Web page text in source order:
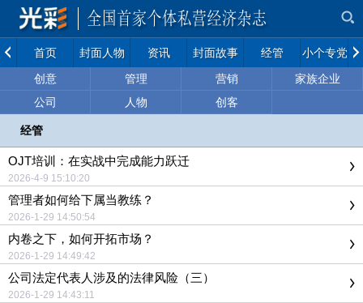
首页 封面人物 资讯 封面故事 经管
小个专党建
创意
管理 营销
家族企业
公司
人物 创客
经管
OJT培训：在实战中完成能力跃迁
2026-4-9 15:10:20
管理者如何给下属当教练？
2026-1-29 14:50:54
内卷之下，如何开拓市场？
2026-1-29 14:49:42
公司法定代表人涉及的法律风险（三）
2026-1-29 14:43:11